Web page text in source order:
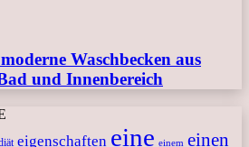
Waschbecken aus
und Innenbereich
eigenschaften eine einem einen